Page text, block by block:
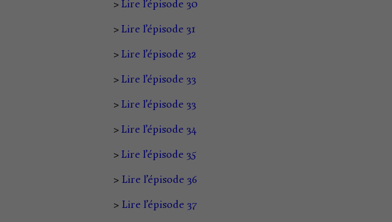
> Lire l’épisode 30
> Lire l’épisode 31
> Lire l’épisode 32
> Lire l’épisode 33
> Lire l’épisode 33
> Lire l’épisode 34
> Lire l’épisode 35
> Lire l’épisode 36
> Lire l’épisode 37